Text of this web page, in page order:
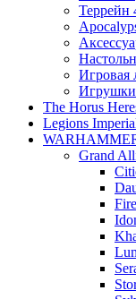
Террейн
Игровая
The Horus
Legions
Grand